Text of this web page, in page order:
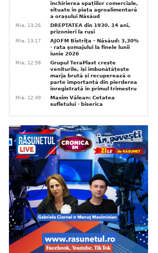
închirierea spațiilor comerciale,
situate în piața agroalimentară
a orașului Năsăud
Mie, 13:26
DREPTATEA din 1930. 14 ani,
prizonieri la ruși
Mie, 13:17
AJOFM Bistriţa – Năsăud: 3,30%
- rata şomajului la finele lunii
iunie 2026
Mie, 12:58
Grupul TeraPlast crește
veniturile, își îmbunătățește
marja brută și recuperează o
parte importantă din pierderea
înregistrată în primul trimestru
Mie, 12:49
Maxim Vălean: Cetatea
sufletului - biserica